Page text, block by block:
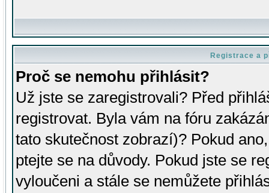
Registrace a
Proč se nemohu přihlásit?
Už jste se zaregistrovali? Před
registrovat. Byla vám na fóru
tato skutečnost zobrazí)? Pokud
ptejte se na důvody. Pokud jste se
vyloučeni a stále se nemůžete